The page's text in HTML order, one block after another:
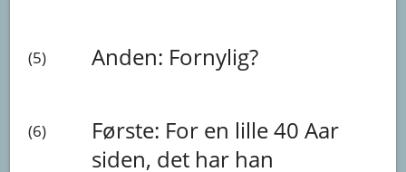
(5) Anden: Fornylig?
(6) Første: For en lille40Aar
siden, det har han